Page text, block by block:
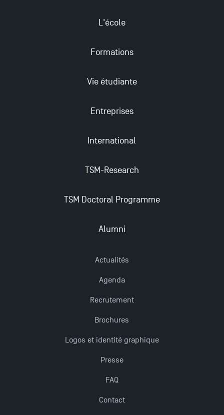
Ouverture des candidatures en Master pour 2024-
TSM obtient la prestigieuse accréditation EQUIS en
Derniers jours pour candidater aux formations
Nouvelles formations à Toulouse School of
Management pour 2025 : des opportunités encore
L'école
Formations
Vie étudiante
Entreprises
International
TSM-Research
TSM Doctoral Programme
Alumni
Actualités
Agenda
Recrutement
Brochures
Logos et identité graphique
Presse
FAQ
Contact